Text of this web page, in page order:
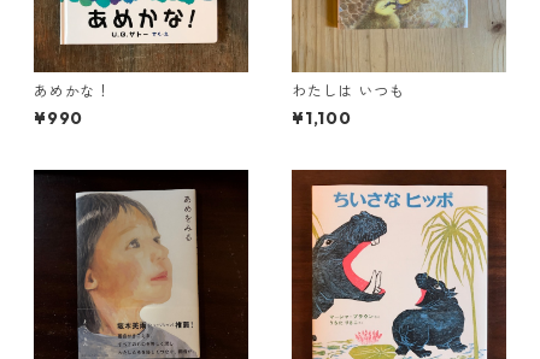
あめかな！
¥990
わたしは いつも
¥1,100